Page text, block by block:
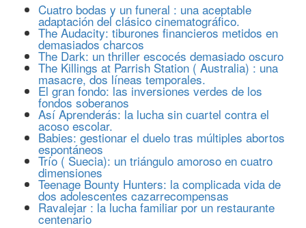
Cuatro bodas y un funeral : una aceptable
adaptación del clásico cinematográfico.
The Audacity: tiburones financieros metidos en
demasiados charcos
The Dark: un thriller escocés demasiado oscuro
The Killings at Parrish Station ( Australia) : una
masacre, dos líneas temporales.
El gran fondo: las inversiones verdes de los
fondos soberanos
Así Aprenderás: la lucha sin cuartel contra el
acoso escolar.
Babies: gestionar el duelo tras múltiples abortos
espontáneos
Trío ( Suecia): un triángulo amoroso en cuatro
dimensiones
Teenage Bounty Hunters: la complicada vida de
dos adolescentes cazarrecompensas
Ravalejar : la lucha familiar por un restaurante
centenario